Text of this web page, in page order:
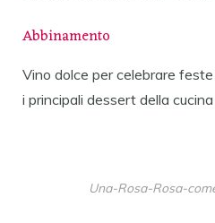
Abbinamento
Vino dolce per celebrare
i principali dessert della
Una-Rosa-Rosa-